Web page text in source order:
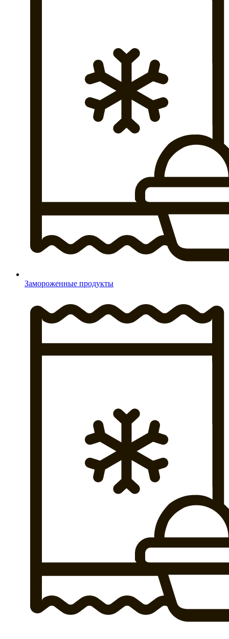
Замороженные продукты